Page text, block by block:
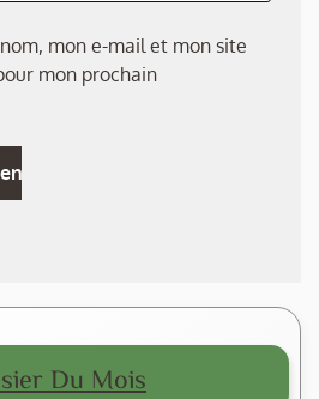
mon e-mail et mon site
mon prochain
Du Mois